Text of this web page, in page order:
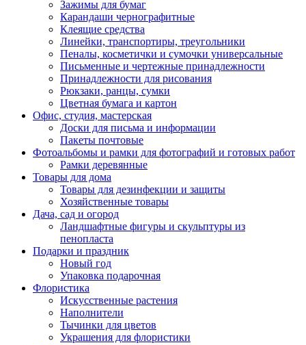
Зажимы для бумаг
Карандаши чернографитные
Клеящие средства
Линейки, транспортиры, треугольники
Пеналы, косметички и сумочки универсальные
Письменные и чертежные принадлежности
Принадлежности для рисования
Рюкзаки, ранцы, сумки
Цветная бумага и картон
Офис, студия, мастерская
Доски для письма и информации
Пакеты почтовые
Фотоальбомы и рамки для фотографий и готовых работ
Рамки деревянные
Товары для дома
Товары для дезинфекции и защиты
Хозяйственные товары
Дача, сад и огород
Ландшафтные фигуры и скульптуры из
пенопласта
Подарки и праздник
Новый год
Упаковка подарочная
Флористика
Искусственные растения
Наполнители
Тычинки для цветов
Украшения для флористики